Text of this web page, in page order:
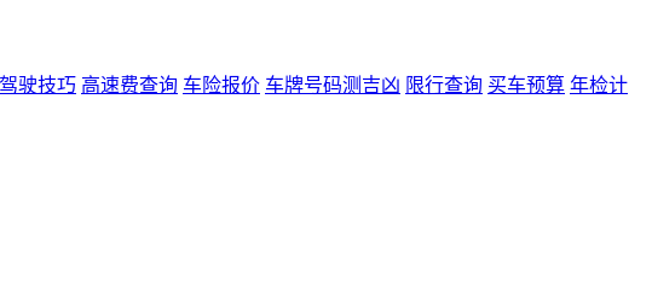
驾驶技巧 高速费查询 车险报价 车牌号码测吉凶 限行查询 买车预算 年检计